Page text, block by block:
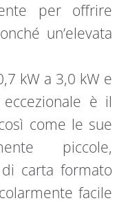
per offrire
un’elevata
kW a 3,0 kW e
è il
come le sue
piccole,
carta formato
facile